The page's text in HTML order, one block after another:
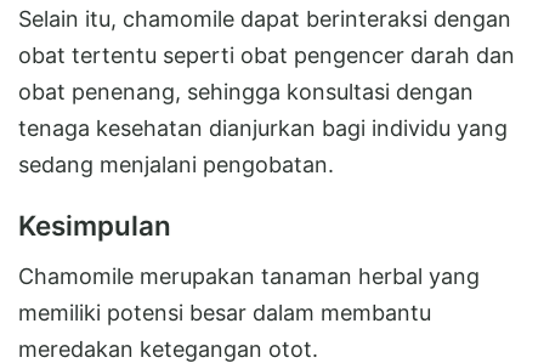
Selain itu, chamomile dapat berinteraksi dengan
obat tertentu seperti obat pengencer darah dan
obat penenang, sehingga konsultasi dengan
tenaga kesehatan dianjurkan bagi individu yang
sedang menjalani pengobatan.
Kesimpulan
Chamomile merupakan tanaman herbal yang
memiliki potensi besar dalam membantu
meredakan ketegangan otot.